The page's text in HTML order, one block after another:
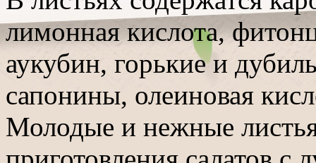
лимонная кислота,
аукубин, горькие и
сапонины, олеиновая
Молодые и нежные